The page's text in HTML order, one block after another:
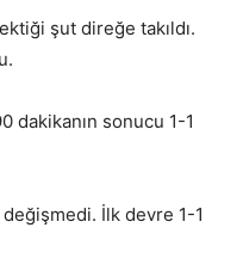
şut direğe takıldı.
dakikanın sonucu 1-1
İlk devre 1-1